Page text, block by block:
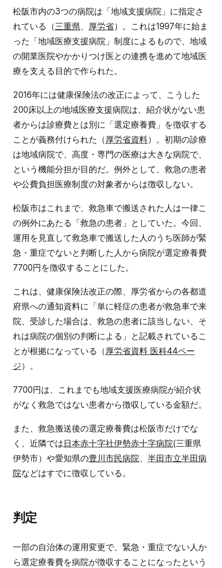
松阪市内の3つの病院は「地域支援病院」に指定さ
れている（三重県、 厚労省）。これは1997年に始ま
った「地域医療支援病院」制度によるもので、地域
の開業医院やかかりつけ医との連携を進めて地域医
療を支える目的で作られた。
2016年には健康保険法の改正によって、こうした
200床以上の地域医療支援病院は、紹介状がない患
者からは診療費とは別に「選定療養費」を徴収する
ことが義務付けられた（厚労省資料）。初期の診療
は地域病院で、高度・専門の医療は大きな病院で、
という機能分担が目的だ。例外として、救急の患者
や公費負担医療制度の対象者からは徴収しない。
松阪市はこれまで、救急車で搬送された人は一律こ
の例外にあたる「救急の患者」としていた。今回、
運用を見直して救急車で搬送した人のうち医師が緊
急・重症でないと判断した人から病院が選定療養費
7700円を徴収することにした。
これは、健康保険法改正の際、厚労省からの各都道
府県への通知資料に「単に軽症の患者が救急車で来
院、受診した場合は、救急の患者に該当しない、そ
れは病院の個別の判断による」と記載されているこ
とが根拠になっている（厚労省資料 医科44ペー
ジ）。
7700円は、これまでも地域支援医療病院が紹介状
がなく救急ではない患者から徴収している金額だ。
また、救急搬送後の選定療養費は松阪市だけでな
く、近隣では 日本赤十字社伊勢赤十字病院(三重県
伊勢市）や愛知県の豊川市民病院、 半田市立半田病
院などはすでに徴収している。
判定
一部の自治体の運用変更で、緊急・重症でない人か
ら選定療養費を病院が徴収することになったという